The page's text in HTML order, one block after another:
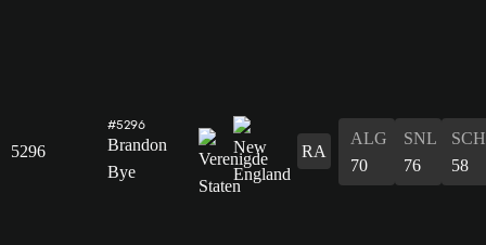
5296
#5296
Brandon
Bye
RA
ALG
70
SNL
76
SCH
58